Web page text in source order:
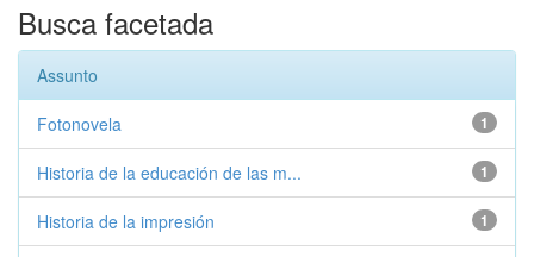
Busca facetada
Assunto
1
Fotonovela
1
Historia de la educación de las m...
1
Historia de la impresión